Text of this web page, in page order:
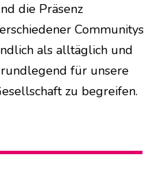
die Präsenz
Communitys
als alltäglich und
für unsere
zu begreifen.